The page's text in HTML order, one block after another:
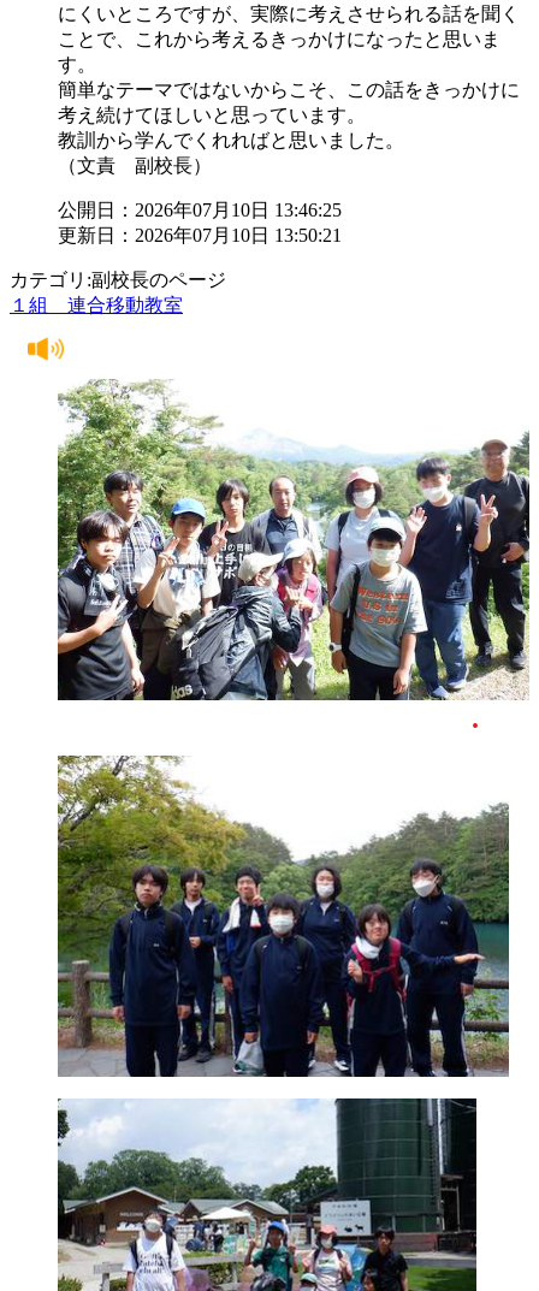
にくいところですが、実際に考えさせられる話を聞く
ことで、これから考えるきっかけになったと思いま
す。
簡単なテーマではないからこそ、この話をきっかけに
考え続けてほしいと思っています。
教訓から学んでくれればと思いました。
（文責 副校長）
公開日：2026年07月10日 13:46:25
更新日：2026年07月10日 13:50:21
カテゴリ:副校長のページ
１組 連合移動教室